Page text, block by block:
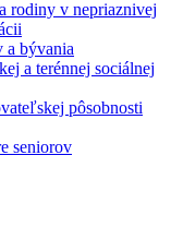
rodiny v nepriaznivej
a bývania
a terénnej sociálnej
pôsobnosti
seniorov